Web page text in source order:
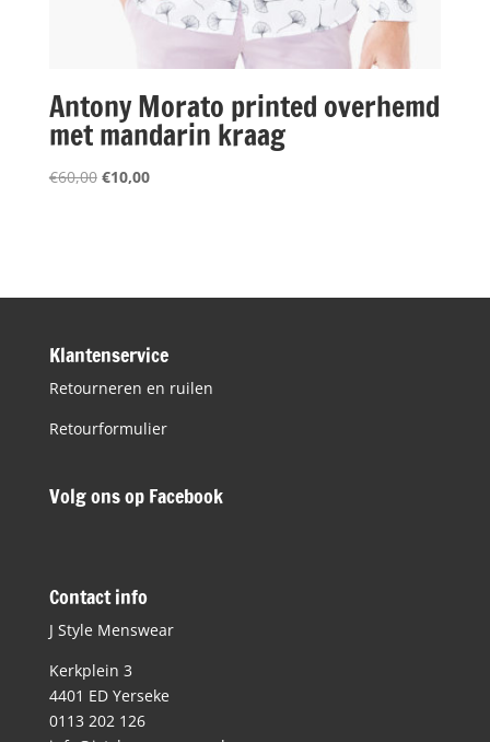
Antony Morato printed overhemd
met mandarin kraag
€60,00 Oorspronkelijke
€10,00Huidige
Klantenservice
Retourneren en ruilen
Retourformulier
Volg ons op Facebook
Contact info
J Style Menswear
Kerkplein 3
4401 ED Yerseke
0113 202 126